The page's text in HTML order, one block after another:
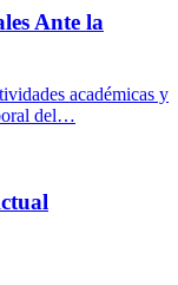
Ante la
académicas y
del…